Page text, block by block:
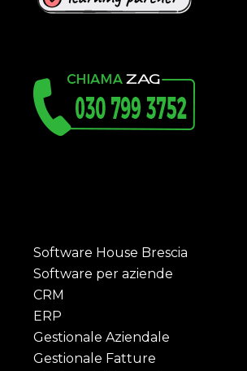
Software House Brescia
Software per aziende
CRM
ERP
Gestionale Aziendale
Gestionale Fatture